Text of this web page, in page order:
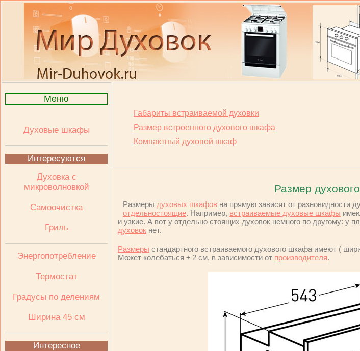
Меню
Духовые шкафы
Интересуются
Духовка с
микроволновкой
Самоочистка
Гриль
Энергопотребление
Термостат
Градусы по делениям
Ширина 45 см
Интересное
Габариты встраиваемой духовки
Размер встроенного духового шкафа
Компактный духовой шкаф
Размер
Размеры духовых шкафов на прямую зависят от разновидности
отдельностоящие. Например, встраиваемые духовые шкафы
и узкие. А вот у отдельно стоящих духовок немного по другому: у
духовок нет.
Размеры стандартного встраиваемого духового шкафа имеют (
Может колебаться ± 2 см, в зависимости от производителя.